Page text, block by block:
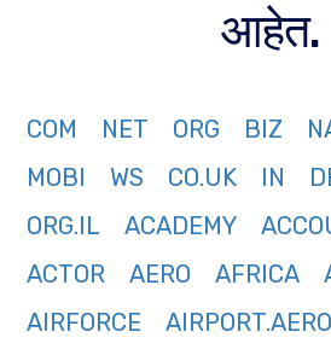
आहेत.
COM NET ORG BIZ
MOBI
WS CO.UK IN
ORG.IL
ACADEMY
ACTOR
AERO AFRICA
AIRFORCE
AIRPORT.AERO